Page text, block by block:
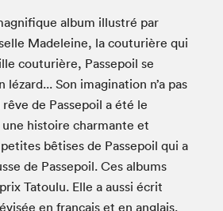
Hydro-Québec
international Metropolis
album illustré par
Madeleine, la couturière qui
couturière, Passepoil se
Son imagination n’a pas
de Passepoil a été le
histoire charmante et
bêtises de Passepoil qui a
de Passepoil. Ces albums
Tatoulu. Elle a aussi écrit
en français et en anglais.